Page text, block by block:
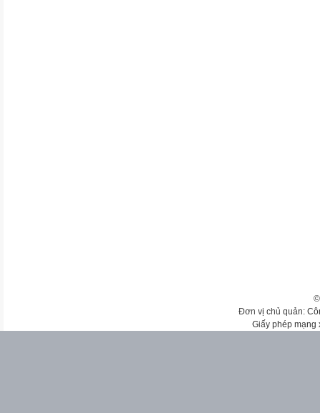
Đơn vị chủ quản:
Giấy phép mạng